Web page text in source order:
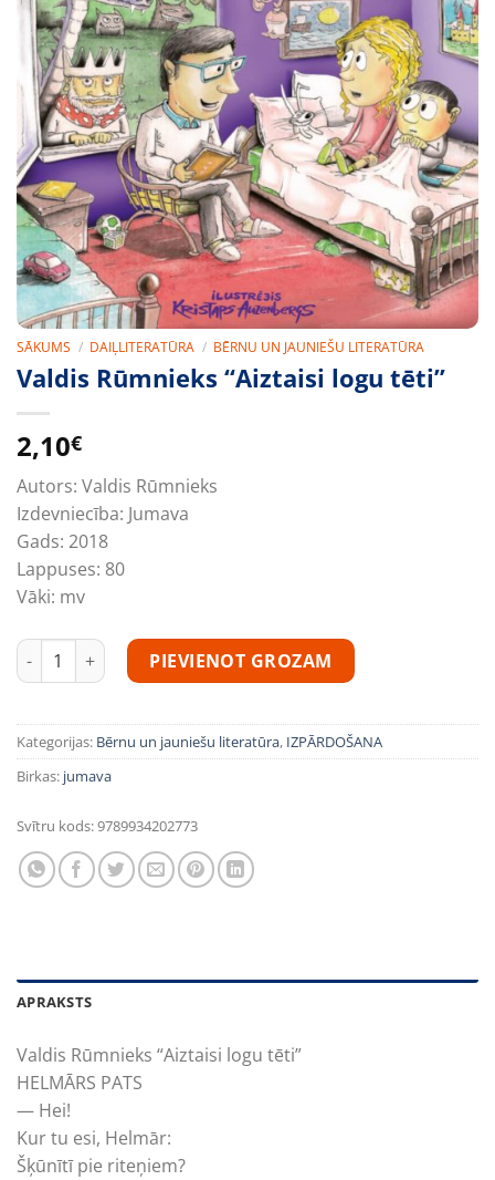
SĀKUMS / DAIĻLITERATŪRA / BĒRNU UN JAUNIEŠU LITERATŪRA
Valdis Rūmnieks “Aiztaisi logu tēti”
2,10€
Autors: Valdis Rūmnieks
Izdevniecība: Jumava
Gads: 2018
Lappuses: 80
Vāki: mv
Valdis Rūmnieks “Aiztaisi logu tēti” daudzums
PIEVIENOT GROZAM
Kategorijas: Bērnu un jauniešu literatūra, IZPĀRDOŠANA
Birkas: jumava
Svītru kods:9789934202773
APRAKSTS
Valdis Rūmnieks “Aiztaisi logu tēti”
HELMĀRS PATS
— Hei!
Kur tu esi, Helmār:
Šķūnītī pie riteņiem?